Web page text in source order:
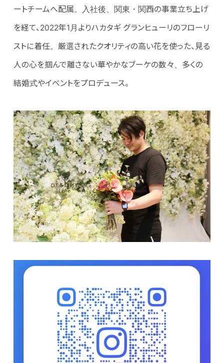
ートチームへ配属。入社後、関東・関西の事業立ち上げ
を経て、2022年1月よりハカタギ グランヒューリのフローリ
ストに着任。厳選されたクオリティの高い花を使った、見る
人の心を掴んで離さない華やかなブーケの数々、多くの
結婚式やイベントをプロデュース。